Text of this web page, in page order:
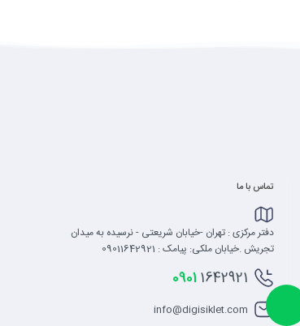
تماس با ما
دفتر مرکزی : تهران -خیابان شریعتی - نرسیده به میدان
تجریش .خیابان ملکی: پیامک : 09011642921
09011642921
info@digisiklet.com